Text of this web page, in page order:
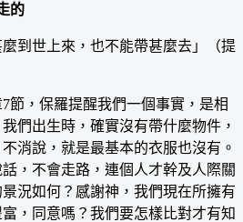
的
世上來，也不能帶甚麼去」（提
，保羅提醒我們一個事實，是相
們出生時，確實沒有帶什麼物件，
消說，就是最基本的衣服也沒有。
，不會走路，連個人才幹及人際關
況如何？感謝神，我們現在所擁有
，同意嗎？我們要怎樣比對才有知